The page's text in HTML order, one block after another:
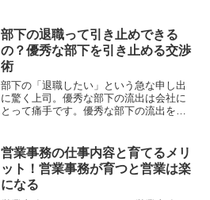
仕事を振れない人が振れるようになるた
めのコツを解説します。
部下の退職って引き止めできる
の？優秀な部下を引き止める交渉
術
部下の「退職したい」という急な申し出
に驚く上司。優秀な部下の流出は会社に
とって痛手です。優秀な部下の流出を防
ことはできるのでしょうか？理由や交渉
次第で引き止めできること...
営業事務の仕事内容と育てるメリ
ット！営業事務が育つと営業は楽
になる